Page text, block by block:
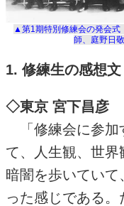
▲第1期特別修練会の発会式
師、庭野日
1. 修練生の感想文
◇東京 宮下昌彦
「修練会に参加
て、人生観、世
暗闇を歩いてい
った感じである